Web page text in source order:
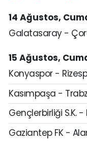
14 Ağustos,
Galatasaray -
15 Ağustos,
Konyaspor -
Kasımpaşa -
Gençlerbirliği S.K.
Gaziantep FK -